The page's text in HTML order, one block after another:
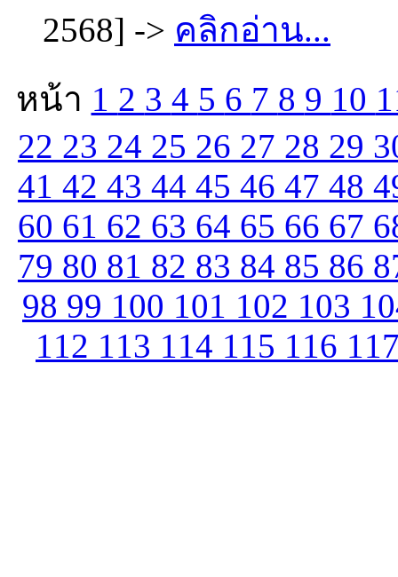
2568] -> คลิกอ่าน...
หน้า 1 2 3 4 5 6 7 8 9 10
22 23 24 25 26 27 28 29
41 42 43 44 45 46 47 48
60 61 62 63 64 65 66 67
79 80 81 82 83 84 85 86
98 99 100 101 102 103
112 113 114 115 116